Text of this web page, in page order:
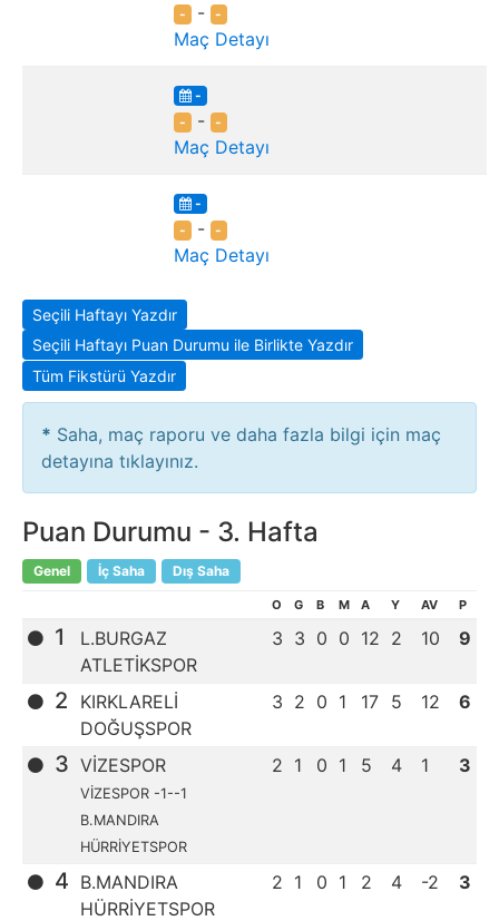
- - -
Maç Detayı
-
- - -
Maç Detayı
-
- - -
Maç Detayı
Seçili Haftayı Yazdır
Seçili Haftayı Puan Durumu ile Birlikte Yazdır
Tüm Fikstürü Yazdır
* Saha, maç raporu ve daha fazla bilgi için maç
detayına tıklayınız.
Puan Durumu - 3. Hafta
Genel İç Saha Dış Saha
O G B M A Y AV P
1
L.BURGAZ
ATLETİKSPOR
3 3 0 0 12 2 10 9
2
KIRKLARELİ
DOĞUŞSPOR
3 2 0 1 17 5 12 6
3 VİZESPOR
VİZESPOR -1--1
B.MANDIRA
HÜRRİYETSPOR
2 1 0 1 5 4 1 3
4 B.MANDIRA
HÜRRİYETSPOR
2 1 0 1 2 4 -2 3